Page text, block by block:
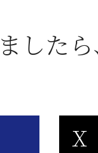
日
した